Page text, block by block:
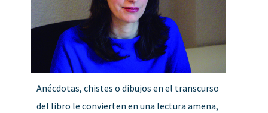
Anécdotas, chistes o dibujos en el transcurso
del libro le convierten en una lectura amena,